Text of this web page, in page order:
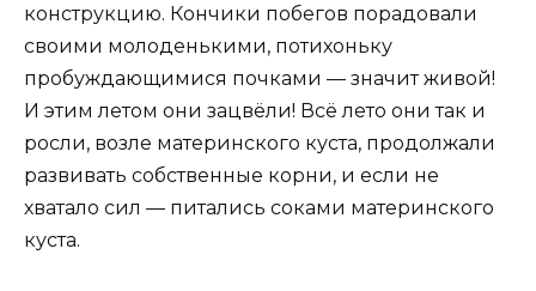
конструкцию. Кончики побегов порадовали
своими молоденькими, потихоньку
пробуждающимися почками — значит живой!
И этим летом они зацвёли! Всё лето они так и
росли, возле материнского куста, продолжали
развивать собственные корни, и если не
хватало сил — питались соками материнского
куста.